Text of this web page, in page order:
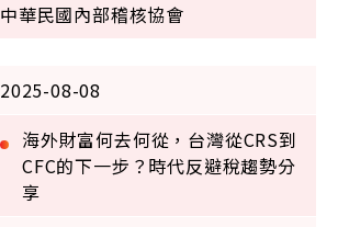
中華民國內部稽核協會
2025-08-08
海外財富何去何從，台灣從CRS到
CFC的下一步？時代反避稅趨勢分
享